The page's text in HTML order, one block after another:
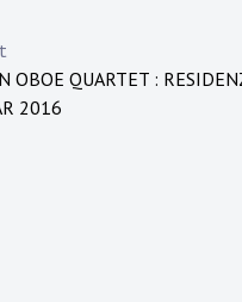
OBOE QUARTET :
2016